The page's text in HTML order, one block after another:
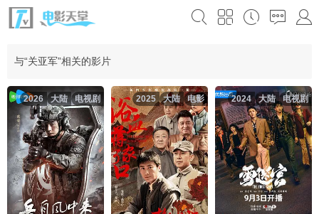
与“关亚军”相关的影片
电视剧
大陆
2026 电影
大陆
2025 电视剧
大陆
2024